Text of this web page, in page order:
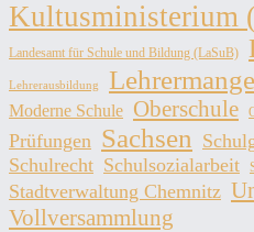
Kultusministerium
Landesamt für Schule und Bildung (LaSuB)
Lehrerausbildung
Moderne Schule Oberschule
Prüfungen Sachsen
Schulrecht Schulsozialarbeit
Stadtverwaltung Chemnitz
Vollversammlung